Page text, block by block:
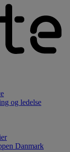
og ledelse
Danmark